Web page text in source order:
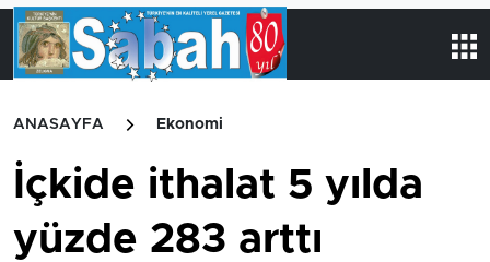
ANASAYFA Ekonomi
İçkide ithalat 5 yılda
yüzde 283 arttı